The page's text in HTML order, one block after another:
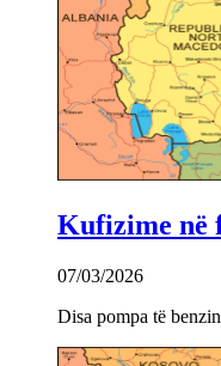
Kufizime në
07/03/2026
Disa pompa të